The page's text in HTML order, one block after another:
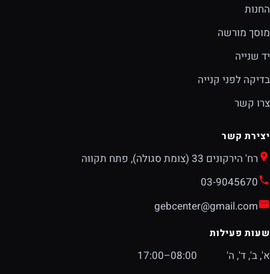
החנות
מוסך מורשה
יד שנייה
בדיקה לפני קנייה
צרו קשר
יצירת קשר
רח' הירקונים 33 (צומת סגולה), פתח תקווה
03-9045670
gebcenter@gmail.com
שעות פעילות
א', ב', ד', ה'
08:00–17:00